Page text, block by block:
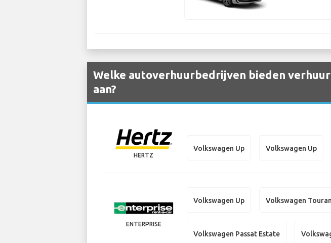
Welke autoverhuurbedrijven bieden
aan?
HERTZ
Volkswagen Up Volkswagen Up
ENTERPRISE
Volkswagen Up Volkswagen Touran
Volkswagen Passat Estate